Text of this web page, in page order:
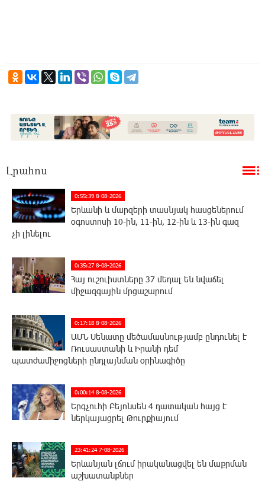
Լրահոս
0:55:39 8-08-2026
Երևանի և մարզերի տասնյակ հասցեներում
օգոստոսի 10-ին, 11-ին, 12-ին և 13-ին գազ
չի լինելու
0:35:27 8-08-2026
Հայ ուշուիստները 37 մեդալ են նվաճել
միջազգային մրցաշարում
0:17:18 8-08-2026
ԱՄՆ Սենատը մեծամասնությամբ ընդունել է
Ռուսաստանի և Իրանի դեմ
պատժամիջոցների ընդլայնման օրինագիծը
0:00:14 8-08-2026
Երգչուհի Բեյոնսեն ​​4 դատական հայց է
ներկայացրել Թուրքիայում
23:41:24 7-08-2026
Երևանյան լճում իրականացվել են մաքրման
աշխատանքներ